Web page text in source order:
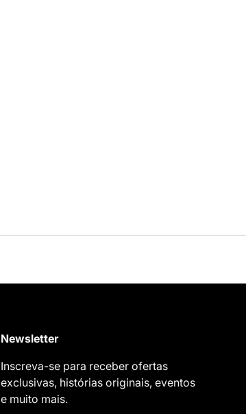
Newsletter
Inscreva-se para receber ofertas
exclusivas, histórias originais, eventos
e muito mais.